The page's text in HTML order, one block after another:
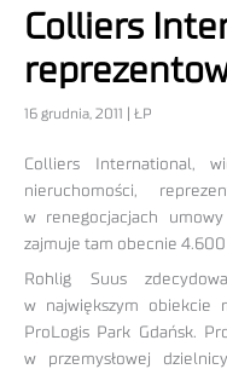
Colliers
16 grudnia, 2011 | ŁP
Colliers International,
nieruchomości,
w renegocjacjach
zajmuje tam obecnie 4.600
Rohlig Suus
w największym obiekcie
ProLogis Park Gdańsk.
w przemysłowej